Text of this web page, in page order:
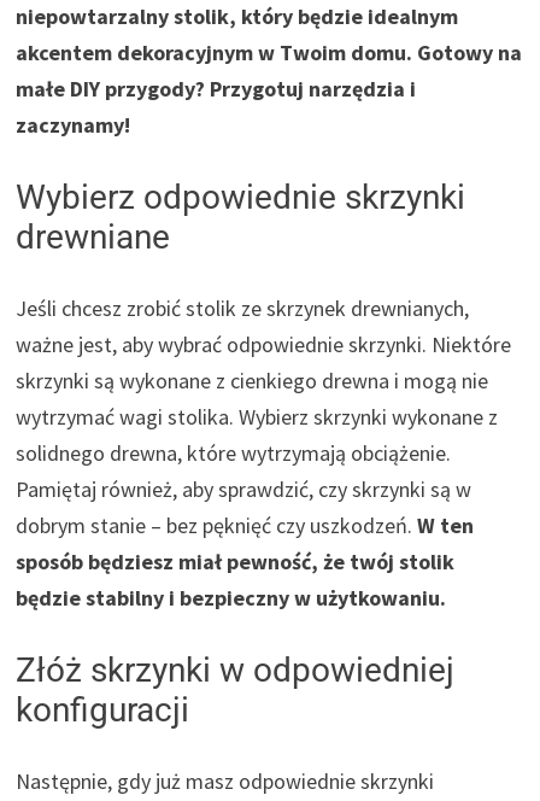
niepowtarzalny stolik, który będzie idealnym
akcentem dekoracyjnym w Twoim domu. Gotowy na
małe DIY przygody? Przygotuj narzędzia i
zaczynamy!
Wybierz odpowiednie skrzynki
drewniane
Jeśli chcesz zrobić stolik ze skrzynek drewnianych,
ważne jest, aby wybrać odpowiednie skrzynki. Niektóre
skrzynki są wykonane z cienkiego drewna i mogą nie
wytrzymać wagi stolika. Wybierz skrzynki wykonane z
solidnego drewna, które wytrzymają obciążenie.
Pamiętaj również, aby sprawdzić, czy skrzynki są w
dobrym stanie – bez pęknięć czy uszkodzeń.W ten
sposób będziesz miał pewność, że twój stolik
będzie stabilny i bezpieczny w użytkowaniu.
Złóż skrzynki w odpowiedniej
konfiguracji
Następnie, gdy już masz odpowiednie skrzynki